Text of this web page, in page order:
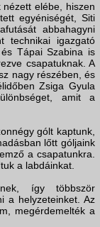
elébe, hiszen
egyéniségét, Siti
abbahagyni
technikai igazgató
Tápai Szabina is
csapatuknak. A
nagy részében, és
Zsiga Gyula
amit a
gólt kaptunk,
lőtt góljaink
a csapatunkra.
a labdáinkat.
így többször
a helyzeteinket. Az
megérdemelték a